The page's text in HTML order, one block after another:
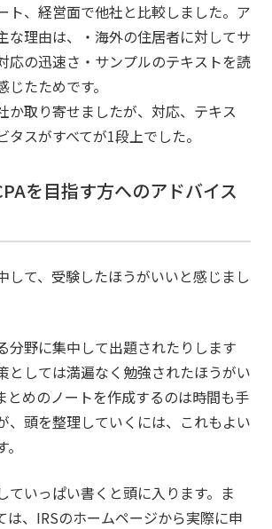
ト、経営面で他社と比較しました。ア
な理由は、・海外の住居者に対してサ
応の迅速さ・サンプルのテキストを読
たためです。
か取り寄せましたが、対応、テキス
タスがすべてが1段上でした。
を目指す方へのアドバイス
して、受験したほうがいいと感じまし
分野に集中して出題されたりします
としては満遍なく勉強されたほうがい
とめのノートを作成するのは時間も手
、頭を整理していくには、これもよい
ていっぱい書くと頭に入ります。ま
は、IRSのホームページから実際に申